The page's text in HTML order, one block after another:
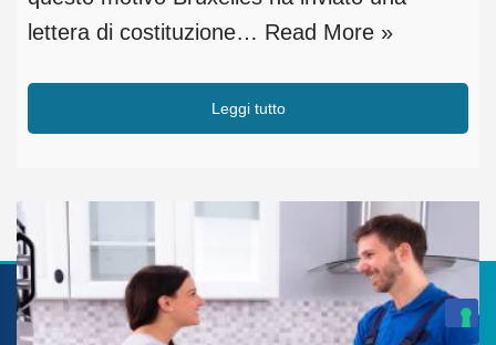
lettera di costituzione… Read More »
Leggi tutto
Scopri cosa bevi a casa →
Test acqua GRATIS
· del valore di 200€
›